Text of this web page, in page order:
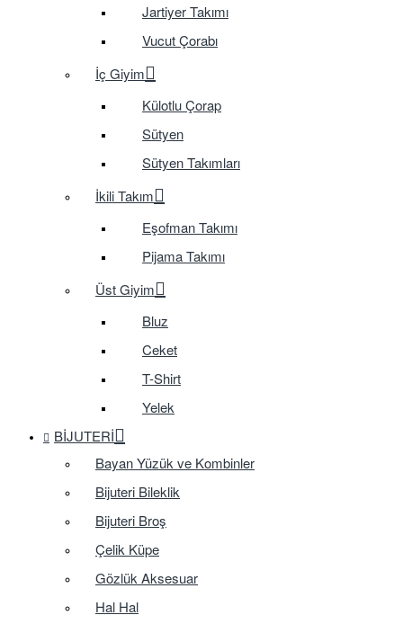
Jartiyer Takımı
Vucut Çorabı
İç Giyim
Külotlu Çorap
Sütyen
Sütyen Takımları
İkili Takım
Eşofman Takımı
Pijama Takımı
Üst Giyim
Bluz
Ceket
T-Shirt
Yelek
BIJUTERI
Bayan Yüzük ve Kombinler
Bijuteri Bileklik
Bijuteri Broş
Çelik Küpe
Gözlük Aksesuar
Hal Hal